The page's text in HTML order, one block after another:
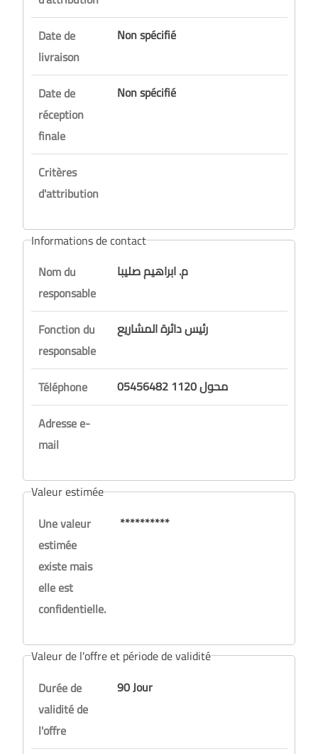
Date de
livraison
Non spécifié
Date de
réception
finale
Non spécifié
Critères
d'attribution
Informations de contact
Nom du
responsable
م. ابراهيم صليبا
Fonction du
responsable
رئيس دائرة المشاريع
Téléphone
05456482 محول 1120
Adresse e-
mail
Valeur estimée
Une valeur
estimée
existe mais
elle est
confidentielle.
**********
Valeur de l'offre et période de validité
Durée de
validité de
l'offre
90 Jour